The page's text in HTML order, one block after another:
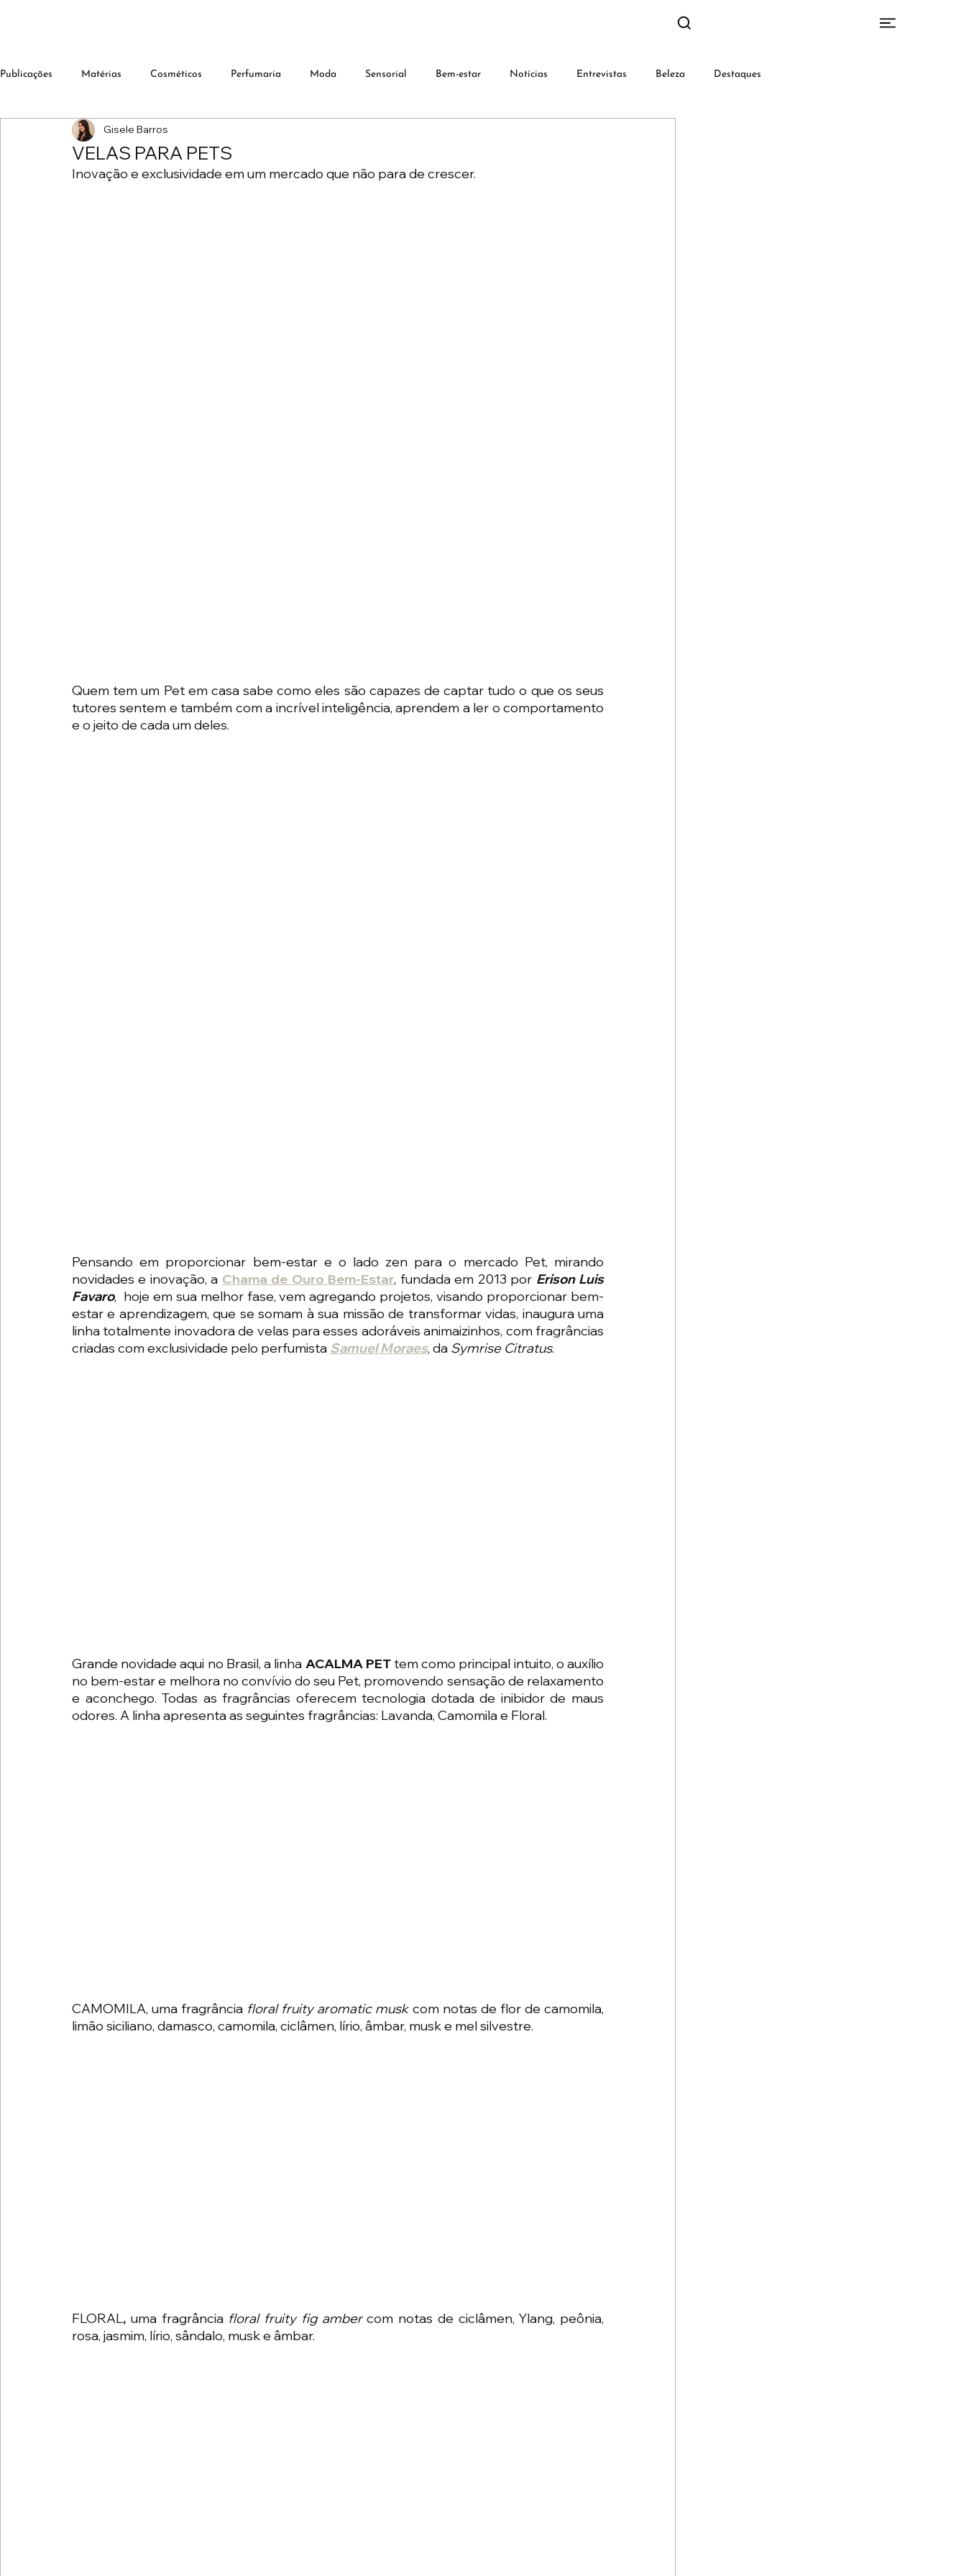
Publicações Matérias Cosméticos Perfumaria Moda Sensorial Bem-estar Notícias Entrevistas Beleza Destaques
VELAS PARA PETS
Gisele Barros
Inovação e exclusividade em um mercado que não para de crescer.
Quem tem um Pet em casa sabe como eles são capazes de captar tudo o que os seus
tutores sentem e também com a incrível inteligência, aprendem a ler o comportamento
e o jeito de cada um deles.
Pensando em proporcionar bem-estar e o lado zen para o mercado Pet, mirando
novidades e inovação, a Chama de Ouro Bem-Estar, fundada em 2013 por Erison Luis
Favaro,  hoje em sua melhor fase, vem agregando projetos, visando proporcionar bem-
estar e aprendizagem, que se somam à sua missão de transformar vidas, inaugura uma
linha totalmente inovadora de velas para esses adoráveis animaizinhos, com fragrâncias
criadas com exclusividade pelo perfumista Samuel Moraes, da Symrise Citratus.
Grande novidade aqui no Brasil, a linha ACALMA PET tem como principal intuito, o auxílio
no bem-estar e melhora no convívio do seu Pet, promovendo sensação de relaxamento
e aconchego. Todas as fragrâncias oferecem tecnologia dotada de inibidor de maus
odores. A linha apresenta as seguintes fragrâncias: Lavanda, Camomila e Floral.
CAMOMILA, uma fragrância floral fruity aromatic musk com notas de flor de camomila,
limão siciliano, damasco, camomila, ciclâmen, lírio, âmbar, musk e mel silvestre.
FLORAL, uma fragrância floral fruity fig amber com notas de ciclâmen, Ylang, peônia,
rosa, jasmim, lírio, sândalo, musk e âmbar.